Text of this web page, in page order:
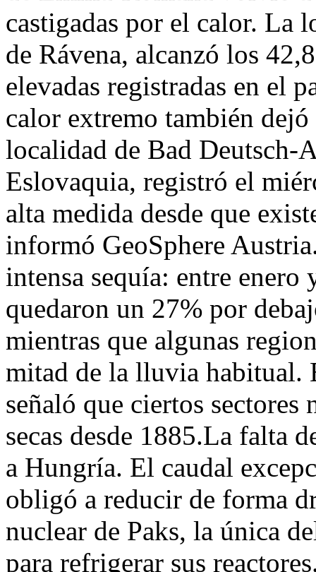
castigadas por el calor. La
de Rávena, alcanzó los
elevadas registradas en el
calor extremo también
localidad de Bad Deutsch-
Eslovaquia, registró el
alta medida desde que
informó GeoSphere
intensa sequía: entre
quedaron un 27% por
mientras que algunas
mitad de la lluvia
señaló que ciertos sectores
secas desde 1885.La falta
a Hungría. El caudal
obligó a reducir de forma
nuclear de Paks, la única
para refrigerar sus